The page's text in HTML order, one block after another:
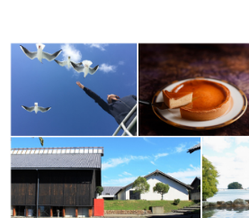
三重県鳥羽市鳥羽３丁目１−１
鳥羽市役所 企画財政課 企画経営室 宛